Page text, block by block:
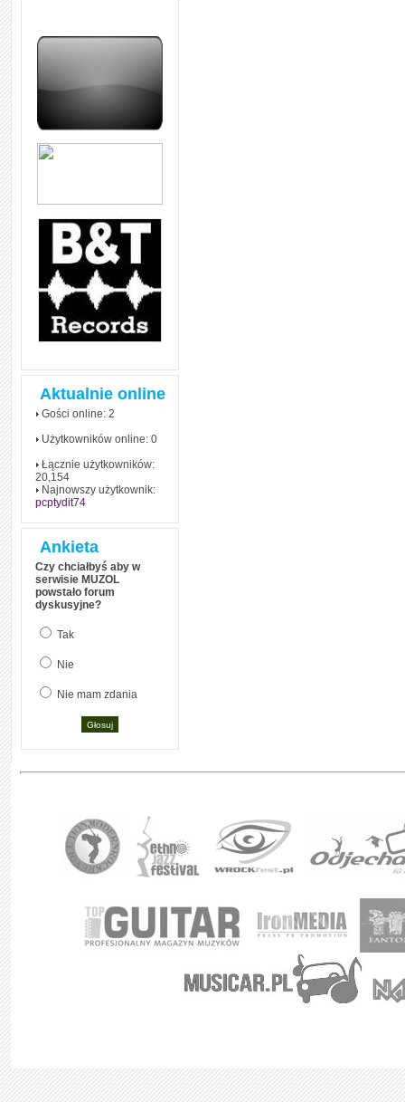
Angielskie przyimki
zrozumiale wytłumaczył, na
czym polega mowa zależna
(reported speech) w języku
angielskim
dłużej!
Aktualnie online
Gości online: 2
Użytkowników online: 0
Łącznie użytkowników:
20,154
Najnowszy użytkownik:
pcptydit74
Ankieta
Czy chciałbyś aby w
serwisie MUZOL
powstało forum
dyskusyjne?
Tak
Nie
Nie mam zdania